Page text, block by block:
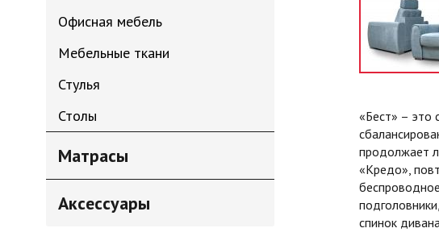
Офисная мебель
Мебельные ткани
Стулья
Столы
Матрасы
Аксессуары
«Бест» – это
продолжает
«Кредо»,
спинок